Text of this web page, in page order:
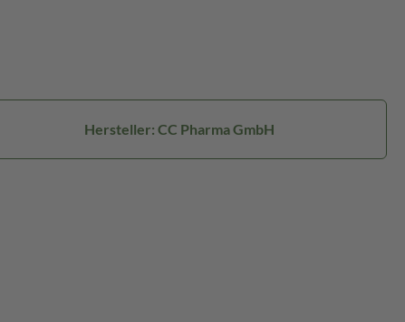
Hersteller: CC Pharma GmbH